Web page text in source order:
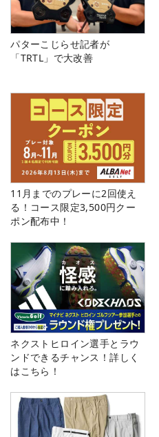
パターこじらせ記者が
「TRTL」で大改善
11月までのプレーに2回使え
る！コース限定3,500円クー
ポン配布中！
ネクストヒロイン選手とラウ
ンドできるチャンス！詳しく
はこちら！